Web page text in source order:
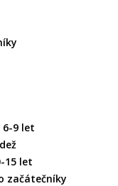
9 let
15 let
začátečníky